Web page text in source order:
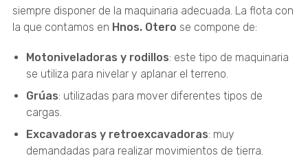
siempre disponer de la maquinaria adecuada. La flota con
la que contamos en Hnos. Otero se compone de:
Motoniveladoras y rodillos: este tipo de maquinaria
se utiliza para nivelar y aplanar el terreno.
Grúas: utilizadas para mover diferentes tipos de
cargas.
Excavadoras y retroexcavadoras: muy
demandadas para realizar movimientos de tierra.